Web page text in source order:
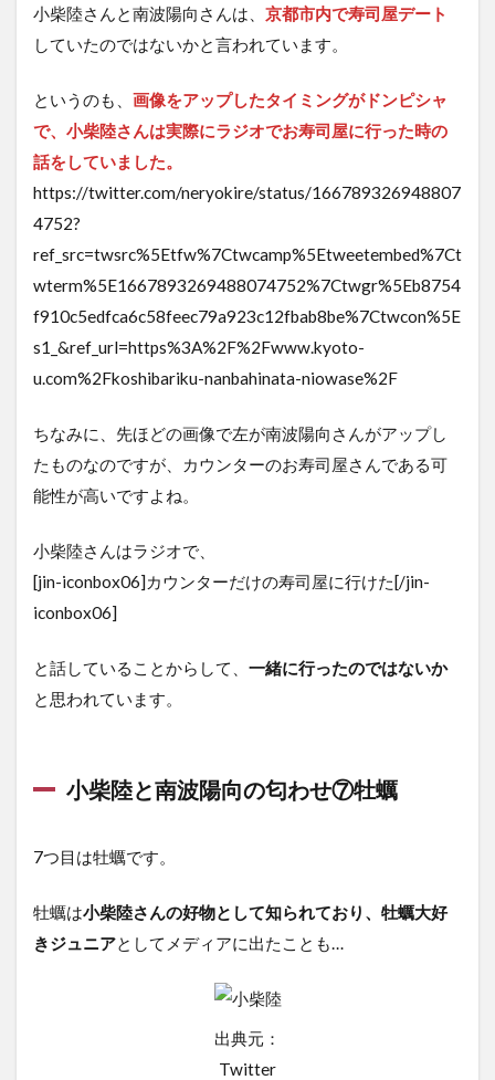
小柴陸さんと南波陽向さんは、 京都市内で寿司屋デート
していたのではないかと言われています。
というのも、 画像をアップしたタイミングがドンピシャ
で、小柴陸さんは実際にラジオでお寿司屋に行った時の
話をしていました。
https://twitter.com/neryokire/status/166789326948807
4752?
ref_src=twsrc%5Etfw%7Ctwcamp%5Etweetembed%7Ct
wterm%5E1667893269488074752%7Ctwgr%5Eb8754
f910c5edfca6c58feec79a923c12fbab8be%7Ctwcon%5E
s1_&ref_url=https%3A%2F%2Fwww.kyoto-
u.com%2Fkoshibariku-nanbahinata-niowase%2F
ちなみに、先ほどの画像で左が南波陽向さんがアップし
たものなのですが、カウンターのお寿司屋さんである可
能性が高いですよね。
小柴陸さんはラジオで、
[jin-iconbox06]カウンターだけの寿司屋に行けた[/jin-
iconbox06]
と話していることからして、 一緒に行ったのではないか
と思われています。
小柴陸と南波陽向の匂わせ⑦牡蠣
7つ目は牡蠣です。
牡蠣は小柴陸さんの好物として知られており、牡蠣大好
きジュニアとしてメディアに出たことも…
出典元：
Twitter